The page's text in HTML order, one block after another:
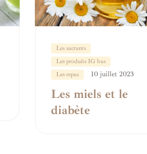
Les sucrants
Les produits IG bas
Les repas
10 juillet 2023
Les miels et le
diabète